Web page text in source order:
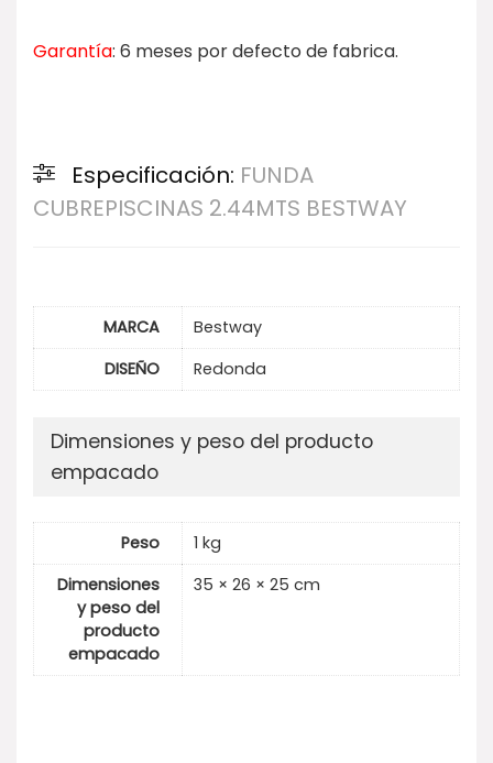
Garantía: 6 meses por defecto de fabrica.
Especificación: FUNDA
CUBREPISCINAS 2.44MTS BESTWAY
MARCA
Bestway
DISEÑO
Redonda
Dimensiones y peso del producto
empacado
Peso
1 kg
Dimensiones
y peso del
producto
empacado
35 × 26 × 25 cm